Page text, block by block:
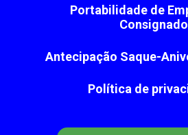
Portabilidade de
Consignado
Antecipação Saque-
Política de